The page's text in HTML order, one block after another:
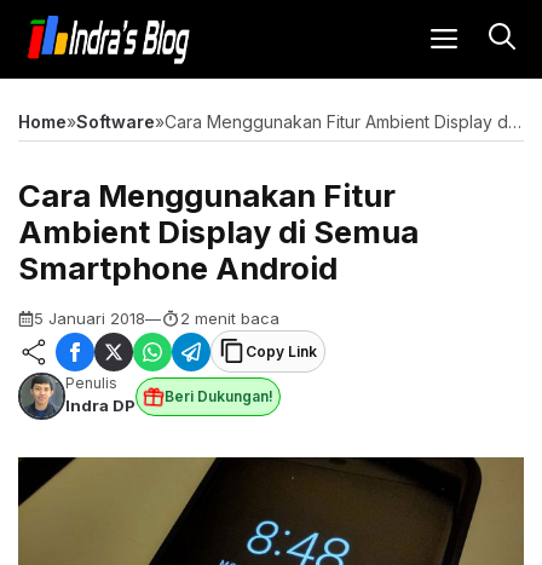
Langsung
isi
MENU
Home»Software» Cara Menggunakan Fitur Ambient Display di Semua Smartphone Android
Cara Menggunakan Fitur
Ambient Display di Semua
Smartphone Android
5 Januari 2018— 2 menit baca
Copy Link
Penulis
Indra DP Beri Dukungan!